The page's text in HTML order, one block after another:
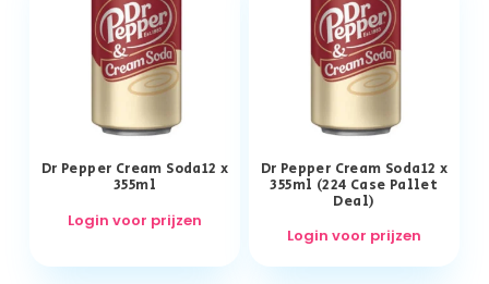
Dr Pepper Cream Soda12 x
355ml
Login voor prijzen
Dr Pepper Cream Soda12 x
355ml (224 Case Pallet
Deal)
Login voor prijzen